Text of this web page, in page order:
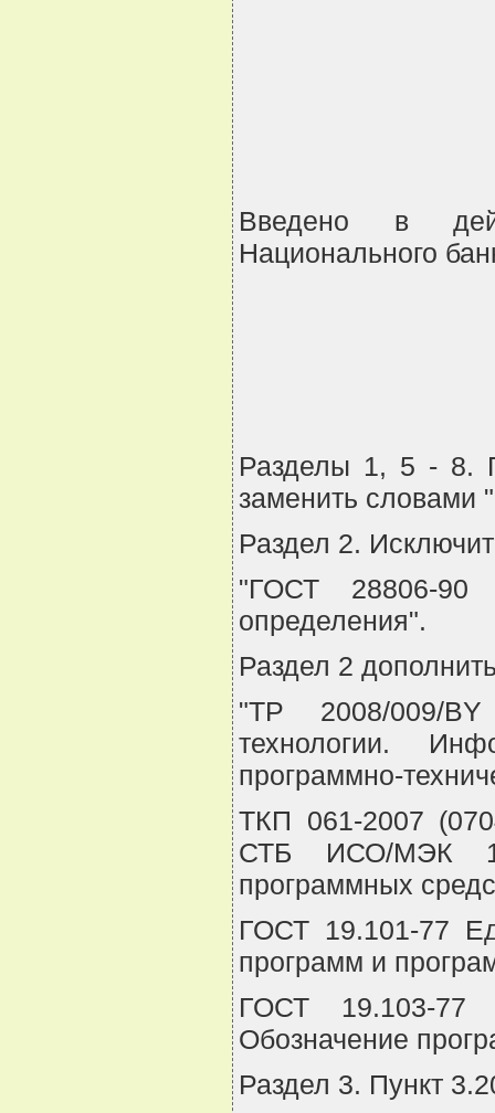
Введено в
Национального
Разделы 1, 5 - 8.
заменить
Раздел 2.
"ГОСТ 28806-90
определения".
Раздел 2
"ТР 2008/009/BY
технологии.
программно-
ТКП 061-2007
СТБ ИСО/МЭК
программных
ГОСТ 19.101-77
программ и
ГОСТ 19.103-77
Обозначение
Раздел 3. Пункт